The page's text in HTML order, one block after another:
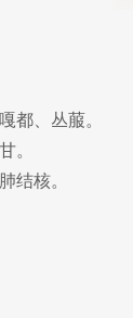
都、丛菔。
。
结核。